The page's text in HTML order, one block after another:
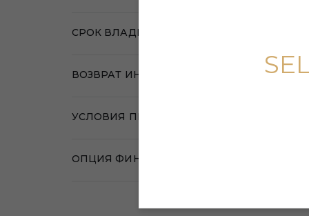
СРОК ВЛАДЕНИЯ ОБЪЕКТОМ ИНВЕСТИЦИЙ
ВОЗВРАТ ИНВЕСТИЦИЙ
УСЛОВИЯ ПРИОБРЕТЕНИЯ НАЛОГОВОГО
ОПЦИЯ ФИНАНСИРОВАНИЯ